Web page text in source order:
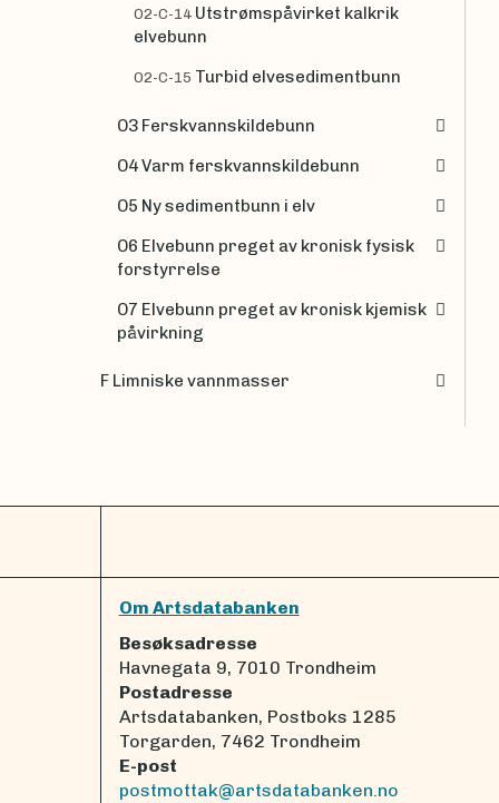
O2-C-14 Utstrømspåvirket kalkrik
elvebunn
O2-C-15 Turbid elvesedimentbunn
O3 Ferskvannskildebunn
O4 Varm ferskvannskildebunn
O5 Ny sedimentbunn i elv
O6 Elvebunn preget av kronisk fysisk
forstyrrelse
O7 Elvebunn preget av kronisk kjemisk
påvirkning
F Limniske vannmasser
Om Artsdatabanken
Besøksadresse
Havnegata 9, 7010 Trondheim
Postadresse
Artsdatabanken, Postboks 1285
Torgarden, 7462 Trondheim
E-post
postmottak@artsdatabanken.no